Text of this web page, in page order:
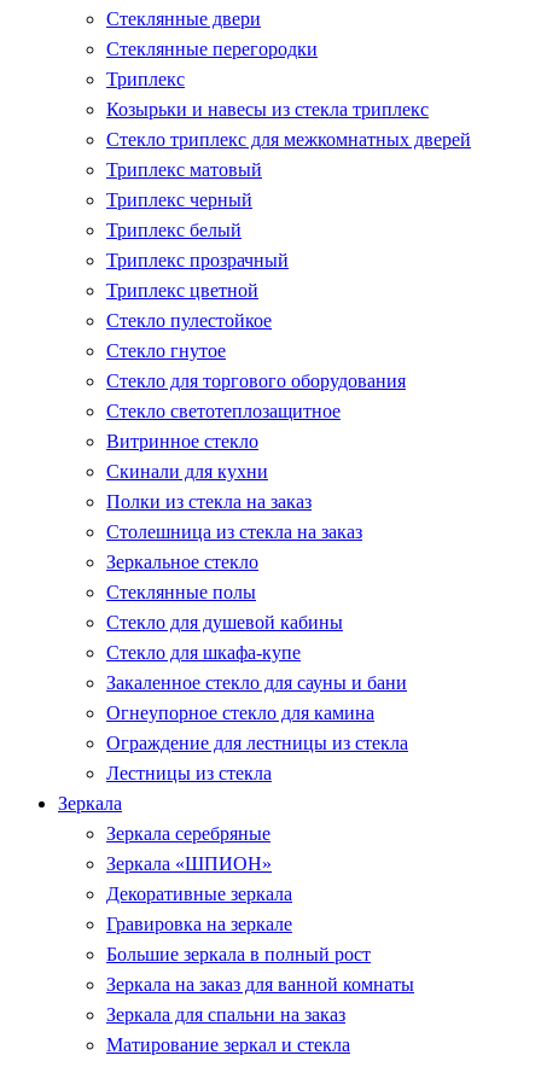
Стеклянные двери
Стеклянные перегородки
Триплекс
Козырьки и навесы из стекла триплекс
Стекло триплекс для межкомнатных дверей
Триплекс матовый
Триплекс черный
Триплекс белый
Триплекс прозрачный
Триплекс цветной
Стекло пулестойкое
Стекло гнутое
Стекло для торгового оборудования
Стекло светотеплозащитное
Витринное стекло
Скинали для кухни
Полки из стекла на заказ
Столешница из стекла на заказ
Зеркальное стекло
Стеклянные полы
Стекло для душевой кабины
Стекло для шкафа-купе
Закаленное стекло для сауны и бани
Огнеупорное стекло для камина
Ограждение для лестницы из стекла
Лестницы из стекла
Зеркала
Зеркала серебряные
Зеркала «ШПИОН»
Декоративные зеркала
Гравировка на зеркале
Большие зеркала в полный рост
Зеркала на заказ для ванной комнаты
Зеркала для спальни на заказ
Матирование зеркал и стекла